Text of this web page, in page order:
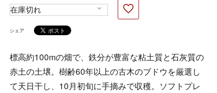
シェア
標高約100mの畑で、鉄分が豊富な粘土質と石灰質の
赤土の土壌。樹齢60年以上の古木のブドウを厳選し
て天日干し、10月初旬に手摘みで収穫。ソフトプレ